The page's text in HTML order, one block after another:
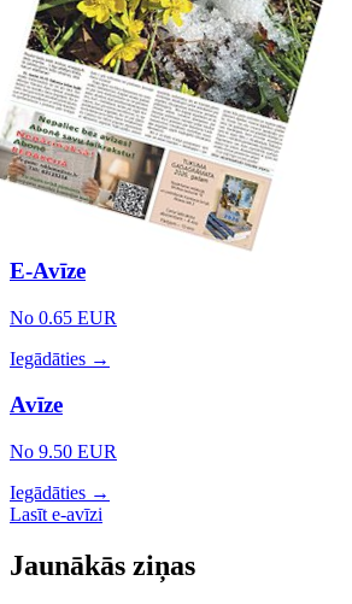
E-Avīze
No 0.65 EUR
Iegādāties →
Avīze
No 9.50 EUR
Iegādāties →
Lasīt e-avīzi
Jaunākās ziņas